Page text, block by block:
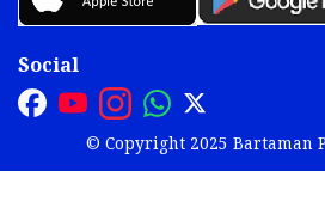
Social
© Copyright 2025 Bartaman